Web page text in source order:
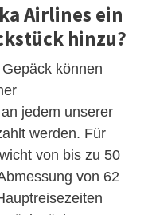
Airlines ein
hinzu?
können
jedem unserer
werden. Für
von bis zu 50
von 62